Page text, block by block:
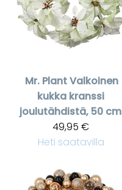
Mr. PlantValkoinen
kukka kranssi
joulutähdistä, 50 cm
49,95 €
Heti saatavilla